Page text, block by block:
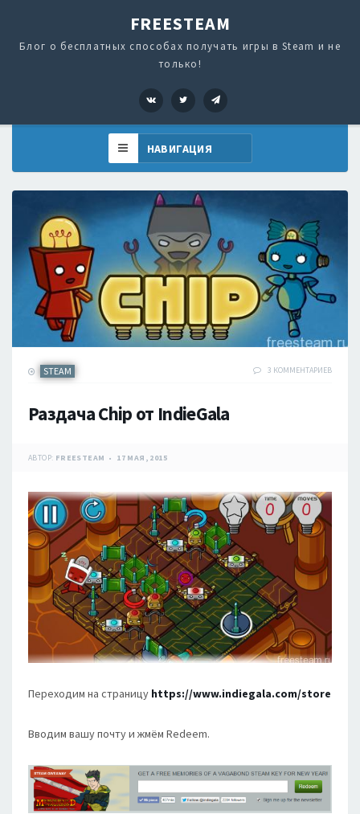
FREESTEAM
Блог о бесплатных способах получать игры в Steam и не
только!
VK Twitter
STEAM 3 КОММЕНТАРИЕВ
Раздача Chip от IndieGala
АВТОР: FREESTEAM 17 МАЯ, 2015
Переходим на страницу https://www.indiegala.com/store
Вводим вашу почту и жмём Redeem.